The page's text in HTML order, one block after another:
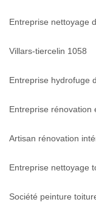
Entreprise nettoyage
Villars-tiercelin 1058
Entreprise hydrofuge
Entreprise rénovation
Artisan rénovation
Entreprise nettoyage
Société peinture